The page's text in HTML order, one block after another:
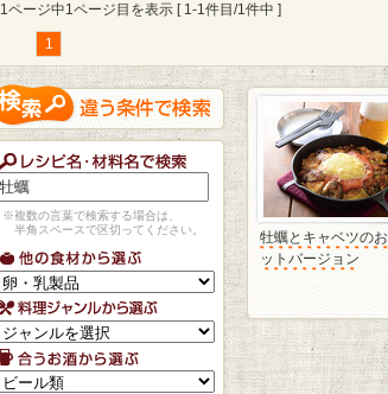
1ページ中1ページ目を表示 [ 1-1件目/1件中 ]
1
※複数の言葉で検索する場合は、
半角スペースで区切ってください。
牡蠣とキャベツの
ットバージョン